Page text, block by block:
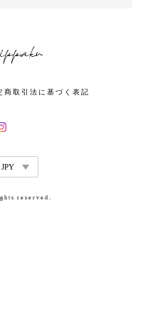
商取引法に基づく表記
reserved.